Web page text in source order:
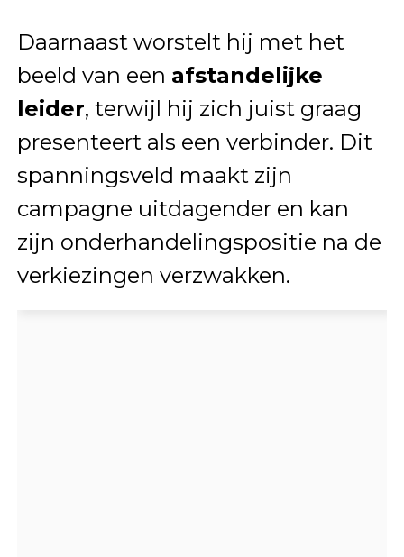
Daarnaast worstelt hij met het
beeld van een afstandelijke
leider, terwijl hij zich juist graag
presenteert als een verbinder. Dit
spanningsveld maakt zijn
campagne uitdagender en kan
zijn onderhandelingspositie na de
verkiezingen verzwakken.